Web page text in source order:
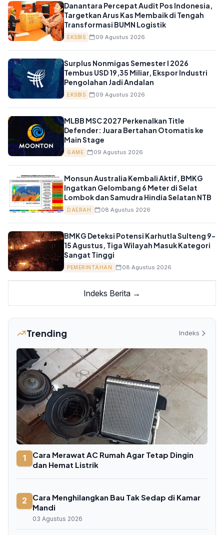
Danantara Percepat Audit Pos Indonesia,
Targetkan Arus Kas Membaik di Tengah
Transformasi BUMN Logistik
EKSBIS 09 Agustus 2026
Surplus Nonmigas Semester I 2026
Tembus USD 19,35 Miliar, Ekspor Industri
Pengolahan Jadi Andalan
EKSBIS 09 Agustus 2026
MLBB MSC 2027 Perkenalkan Title
Defender: Juara Bertahan Otomatis ke
Main Stage
GAME 09 Agustus 2026
Monsun Australia Kembali Aktif, BMKG
Ingatkan Gelombang 6 Meter di Selat
Lombok dan Samudra Hindia Selatan NTB
DAERAH 08 Agustus 2026
BMKG Deteksi Potensi Karhutla Sulteng 9-
15 Agustus, Tiga Wilayah Masuk Kategori
Sangat Tinggi
PEMERINTAHAN 08 Agustus 2026
Indeks Berita →
Trending Indeks
1
Cara Merawat AC Rumah Agar Tetap Dingin
dan Hemat Listrik
2
Cara Menghilangkan Bau Tak Sedap di Kamar
Mandi
03 Agustus 2026